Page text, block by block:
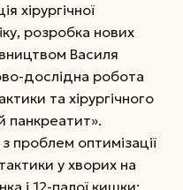
хірургічної
розробка нових
Василя
дослідна робота
та хірургічного
панкреатит».
проблем оптимізації
у хворих на